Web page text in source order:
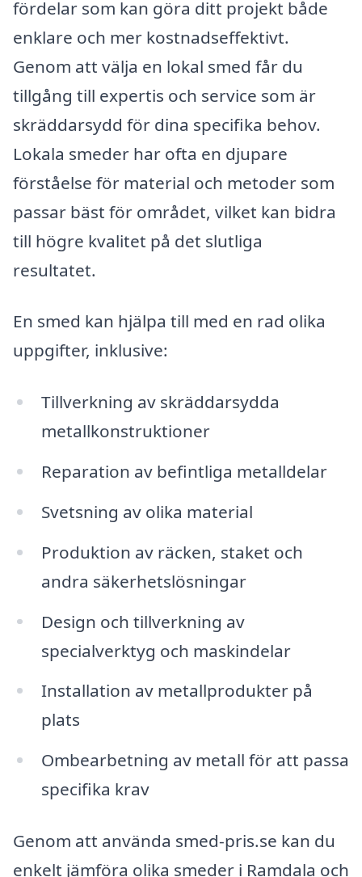
fördelar som kan göra ditt projekt både
enklare och mer kostnadseffektivt.
Genom att välja en lokal smed får du
tillgång till expertis och service som är
skräddarsydd för dina specifika behov.
Lokala smeder har ofta en djupare
förståelse för material och metoder som
passar bäst för området, vilket kan bidra
till högre kvalitet på det slutliga
resultatet.
En smed kan hjälpa till med en rad olika
uppgifter, inklusive:
Tillverkning av skräddarsydda
metallkonstruktioner
Reparation av befintliga metalldelar
Svetsning av olika material
Produktion av räcken, staket och
andra säkerhetslösningar
Design och tillverkning av
specialverktyg och maskindelar
Installation av metallprodukter på
plats
Ombearbetning av metall för att passa
specifika krav
Genom att använda smed-pris.se kan du
enkelt jämföra olika smeder i Ramdala och